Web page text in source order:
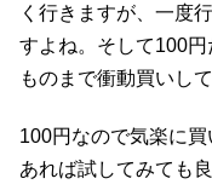
く行きますが、一度
すよね。そして100
ものまで衝動買いし
100円なので気楽に
あれば試してみても